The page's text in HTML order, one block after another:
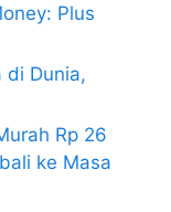
Plus
di Dunia,
Rp 26
ke Masa